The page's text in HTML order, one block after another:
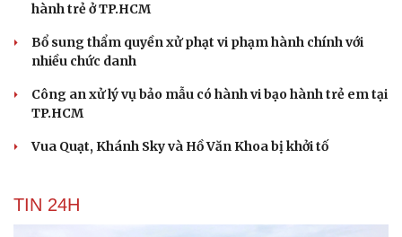
hành trẻ ở TP.HCM
Bổ sung thẩm quyền xử phạt vi phạm hành chính với
nhiều chức danh
Công an xử lý vụ bảo mẫu có hành vi bạo hành trẻ em tại
TP.HCM
Vua Quạt, Khánh Sky và Hồ Văn Khoa bị khởi tố
TIN 24H